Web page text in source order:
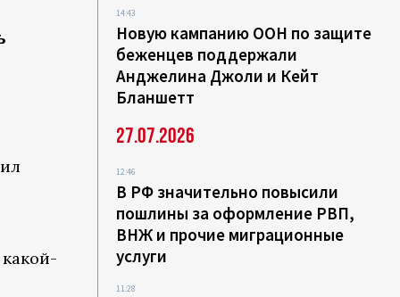
14:43
Новую кампанию ООН по защите
беженцев поддержали
Анджелина Джоли и Кейт
Бланшетт
27.07.2026
12:46
В РФ значительно повысили
пошлины за оформление РВП,
ВНЖ и прочие миграционные
услуги
11:28